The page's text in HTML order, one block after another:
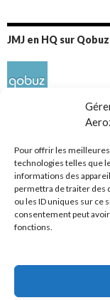
Pour offrir les
technologies telles que
informations des
permettra de traiter des
ou les ID uniques sur ce
consentement peut
fonctions.
JMJ en HQ sur Qobuz
Réseaux sociaux